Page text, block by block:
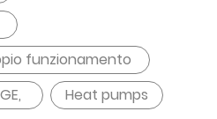
funzionamento
Heat pumps